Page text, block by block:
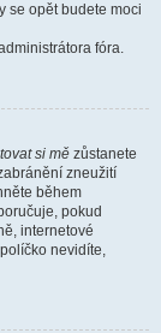
se opět budete moci
fóra.
si mě zůstanete
zneužití
během
pokud
internetové
nevidíte,